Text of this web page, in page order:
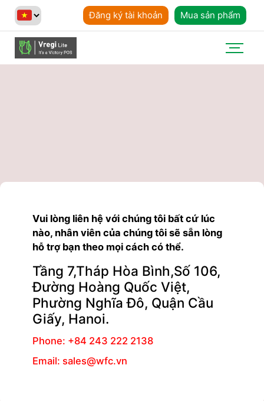
Đăng ký tài khoản Mua sản phẩm
Vui lòng liên hệ với chúng tôi bất cứ lúc
nào, nhân viên của chúng tôi sẽ sẵn lòng
hỗ trợ bạn theo mọi cách có thể.
Tầng 7,Tháp Hòa Bình,Số 106,
Đường Hoàng Quốc Việt,
Phường Nghĩa Đô, Quận Cầu
Giấy, Hanoi.
Phone: +84 243 222 2138
Email: sales@wfc.vn